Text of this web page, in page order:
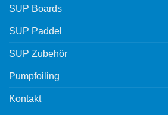
SUP Boards
SUP Paddel
SUP Zubehör
Pumpfoiling
Kontakt